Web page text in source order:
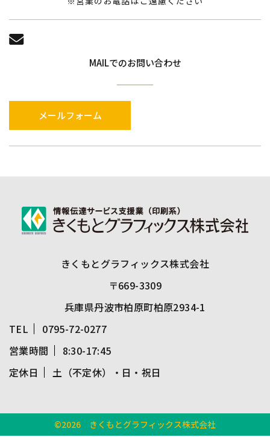
MAILでのお問い合わせ
メールフォーム
きくもとグラフィックス株式会社
〒669-3309
兵庫県丹波市柏原町柏原2934-1
TEL
0795-72-0277
営業時間
8:30-17:45
定休日
土（不定休）・日・祝日
©2026 きくもとグラフィックス株式会社